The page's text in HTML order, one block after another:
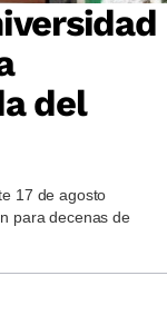
del
17 de agosto
para decenas de